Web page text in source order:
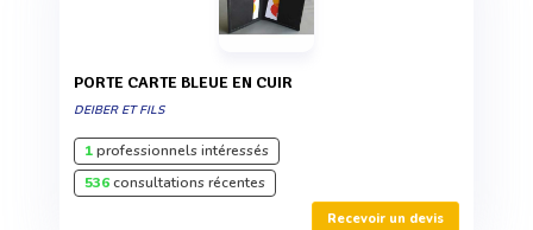
PORTE CARTE BLEUE EN CUIR
DEIBER ET FILS
1professionnels intéressés
536consultations récentes
Recevoir un devis